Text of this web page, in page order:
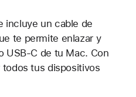
incluye un cable de
te permite enlazar y
USB‑C de tu Mac. Con
tus dispositivos